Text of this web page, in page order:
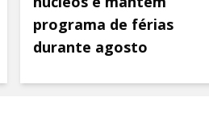
programa de férias
durante agosto